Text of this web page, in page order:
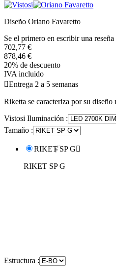
Diseño Oriano Favaretto
Se el primero en escribir una reseña
702,77 €
878,46 €
20% de descuento
IVA incluido
Entrega 2 a 5 semanas
Riketta se caracteriza por su diseño
Vistosi Iluminación :
Tamaño :
RIKET SP G
RIKET SP G
Estructura :